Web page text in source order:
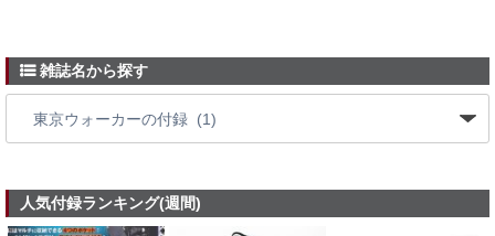
雑誌名から探す
人気付録ランキング(週間)